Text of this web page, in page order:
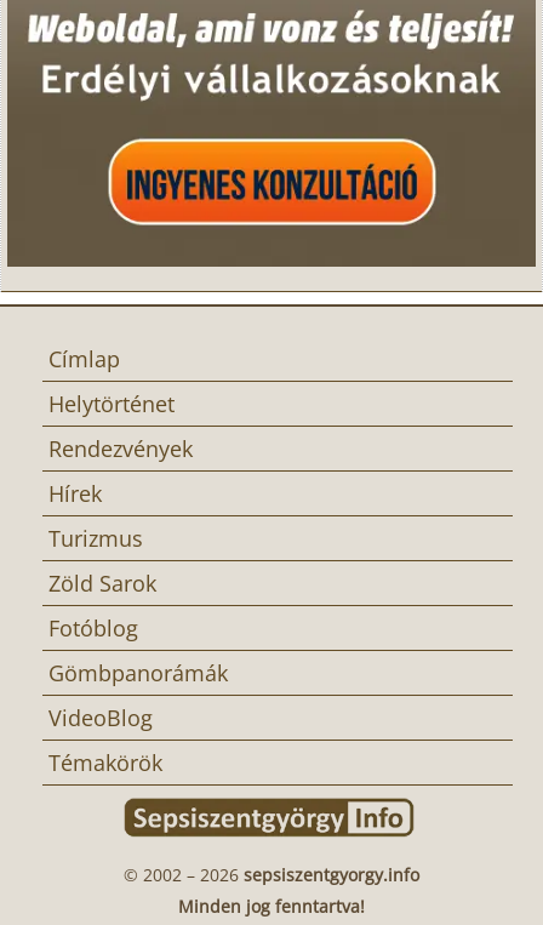
Címlap
Helytörténet
Rendezvények
Hírek
Turizmus
Zöld Sarok
Fotóblog
Gömbpanorámák
VideoBlog
Témakörök
© 2002 – 2026 sepsiszentgyorgy.info
Minden jog fenntartva!